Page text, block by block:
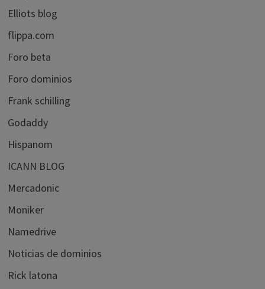
Elliots blog
flippa.com
Foro beta
Foro dominios
Frank schilling
Godaddy
Hispanom
ICANN BLOG
Mercadonic
Moniker
Namedrive
Noticias de dominios
Rick latona